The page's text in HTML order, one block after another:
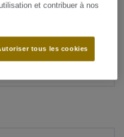
et contribuer à nos
tous les cookies